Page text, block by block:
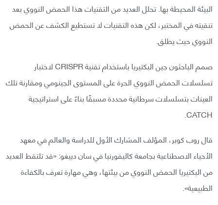
البيئة المحيطة بها. تحلل العديد من التقنيات هذا الحمض النووي بعد
تنقيته في المختبر، لكن هذه التقنيات لا تستطيع الكشف عن الحمض
النووي حيث يطلق.
صمم الباحثون جين البكتيريا باستخدام تقنية CRISPR لاختبار
تسلسلات الحمض النووي الحرة على المستوى الجينومي ومقارنة تلك
العينات بتسلسلات سرطانية محددة مسبقًا بناءً على استراتيجية
CATCH.
قال روب كوبر، المؤلف المشارك الأول للدراسة والعالم في معهد
الأحياء الاصطناعية بجامعة كاليفورنيا في سان دييغو: «قد تلتقط العديد
من البكتيريا الحمض النووي من بيئتها، وهي مهارة تعرف بالكفاءة
الطبيعية».